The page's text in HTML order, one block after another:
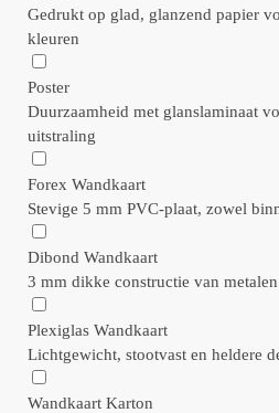
Gedrukt op glad, glanzend papier
kleuren
Poster
Duurzaamheid met glanslaminaat
uitstraling
Forex Wandkaart
Stevige 5 mm PVC-plaat, zowel
Dibond Wandkaart
3 mm dikke constructie van
Plexiglas Wandkaart
Lichtgewicht, stootvast en heldere
Wandkaart Karton